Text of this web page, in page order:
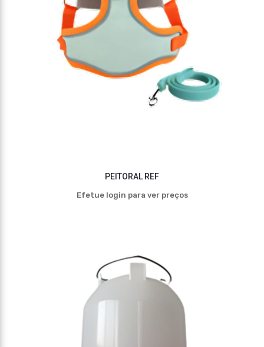
PEITORAL REF
Efetue login para ver preços